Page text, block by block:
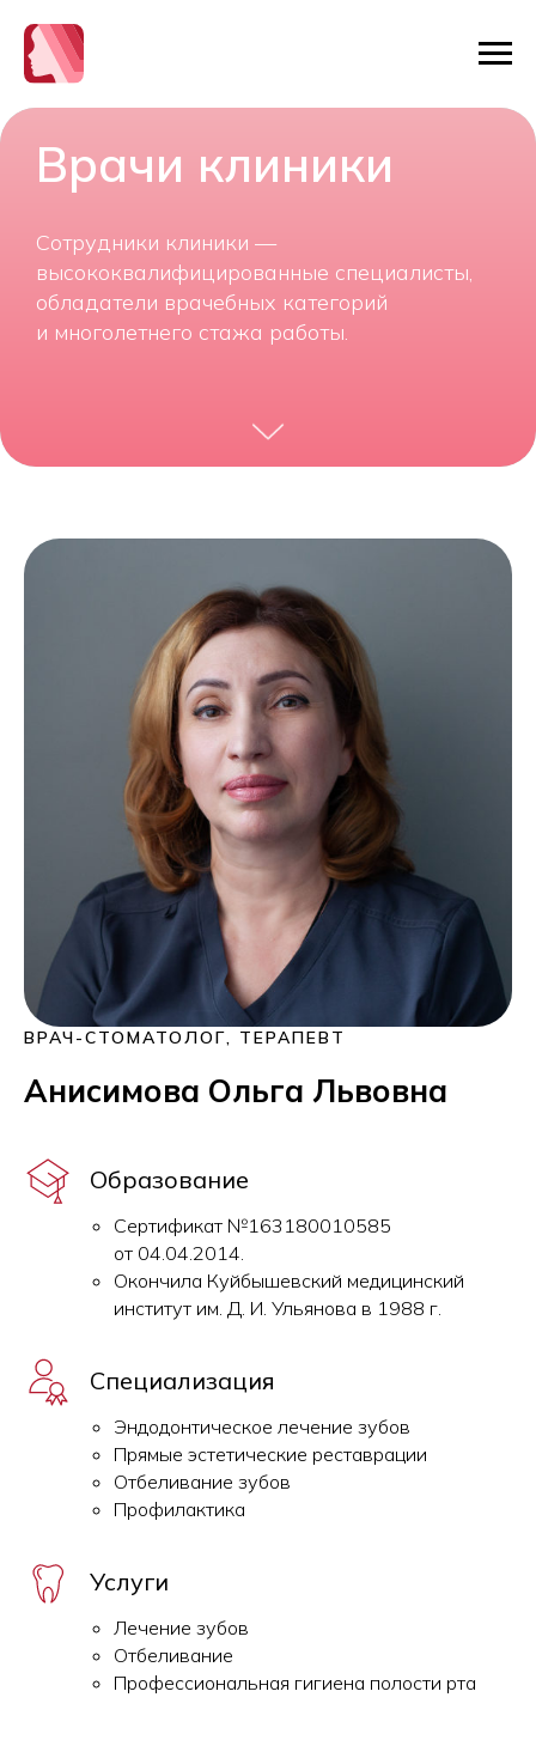
Врачи клиники
Сотрудники клиники —
высококвалифицированные специалисты,
обладатели врачебных категорий
и многолетнего стажа работы.
ВРАЧ-СТОМАТОЛОГ, ТЕРАПЕВТ
Анисимова Ольга Львовна
Образование
Сертификат №163180010585
от 04.04.2014.
Окончила Куйбышевский медицинский
институт им. Д. И. Ульянова в 1988 г.
Специализация
Эндодонтическое лечение зубов
Прямые эстетические реставрации
Отбеливание зубов
Профилактика
Услуги
Лечение зубов
Отбеливание
Профессиональная гигиена полости рта